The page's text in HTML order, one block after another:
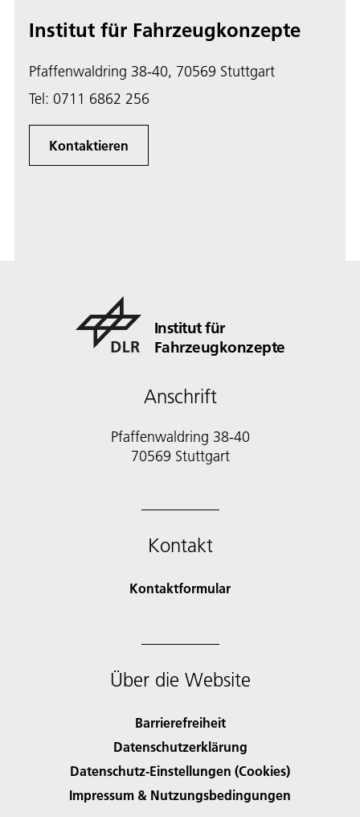
Institut für Fahrzeugkonzepte
Pfaffenwaldring 38-40, 70569 Stuttgart
Tel: 0711 6862 256
Kontaktieren
Institut für
Fahrzeugkonzepte
Anschrift
Pfaffenwaldring 38-40
70569 Stuttgart
Kontakt
Kontaktformular
Über die Website
Barrierefreiheit
Datenschutzerklärung
Datenschutz-Einstellungen (Cookies)
Impressum & Nutzungsbedingungen